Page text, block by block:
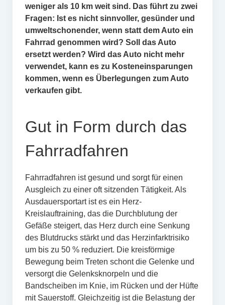
weniger als 10 km weit sind. Das führt zu zwei
Fragen: Ist es nicht sinnvoller, gesünder und
umweltschonender, wenn statt dem Auto ein
Fahrrad genommen wird? Soll das Auto
ersetzt werden? Wird das Auto nicht mehr
verwendet, kann es zu Kosteneinsparungen
kommen, wenn es Überlegungen zum Auto
verkaufen gibt.
Gut in Form durch das
Fahrradfahren
Fahrradfahren ist gesund und sorgt für einen
Ausgleich zu einer oft sitzenden Tätigkeit. Als
Ausdauersportart ist es ein Herz-
Kreislauftraining, das die Durchblutung der
Gefäße steigert, das Herz durch eine Senkung
des Blutdrucks stärkt und das Herzinfarktrisiko
um bis zu 50 % reduziert. Die kreisförmige
Bewegung beim Treten schont die Gelenke und
versorgt die Gelenksknorpeln und die
Bandscheiben im Knie, im Rücken und der Hüfte
mit Sauerstoff. Gleichzeitig ist die Belastung der